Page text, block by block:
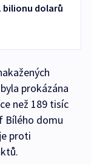
bilionu dolarů
prokázána
než 189 tisíc
Bílého domu
proti